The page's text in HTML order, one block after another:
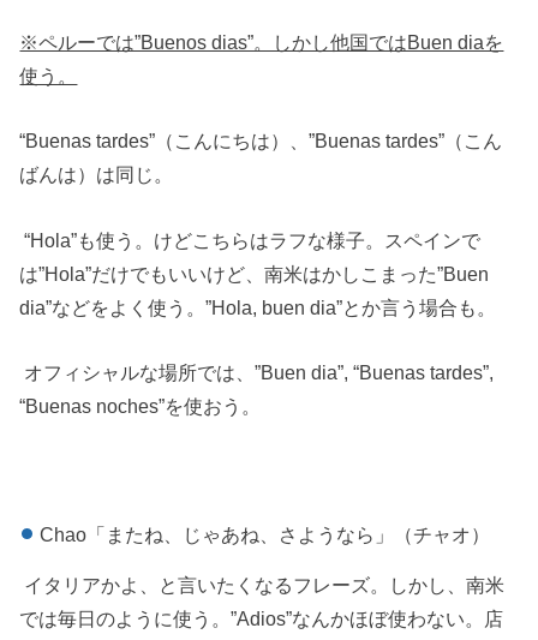
※ペルーでは”Buenos dias”。しかし他国ではBuen diaを
使う。
“Buenas tardes”（こんにちは）、”Buenas tardes”（こん
ばんは）は同じ。
“Hola”も使う。けどこちらはラフな様子。スペインで
は”Hola”だけでもいいけど、南米はかしこまった”Buen
dia”などをよく使う。”Hola, buen dia”とか言う場合も。
オフィシャルな場所では、”Buen dia”, “Buenas tardes”,
“Buenas noches”を使おう。
Chao「またね、じゃあね、さようなら」（チャオ）
イタリアかよ、と言いたくなるフレーズ。しかし、南米
では毎日のように使う。”Adios”なんかほぼ使わない。店